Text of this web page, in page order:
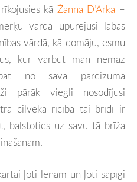
kā Žanna D’Arka –
vārdā upurējusi labas
vārdā, kā domāju, esmu
kur varbūt man nemaz
no sava pareizuma
pārāk viegli nosodījusi
cilvēka rīcība tai brīdī ir
balstoties uz savu tā brīža
ļoti lēnām un ļoti sāpīgi